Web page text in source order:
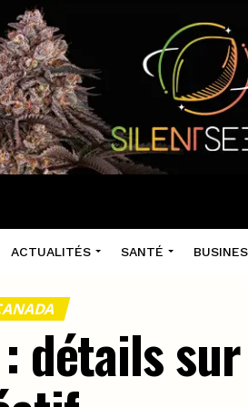
ACTUALITÉS SANTÉ
détails